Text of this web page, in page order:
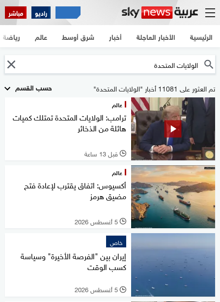
راديو مباشر
الرئيسية الأخبار العاجلة أخبار شرق أوسط عالم رياضة
حسب القسم تم العثور على 11081 أخبار "الولايات المتحدة"
عالم
ترامب: الولايات المتحدة تمتلك كميات
هائلة من الذخائر
l قبل 13 ساعة
عالم
أكسيوس: اتفاق يقترب لإعادة فتح
مضيق هرمز
l 5 أغسطس 2026
خاص
إيران بين "الفرصة الأخيرة" وسياسة
كسب الوقت
l 5 أغسطس 2026